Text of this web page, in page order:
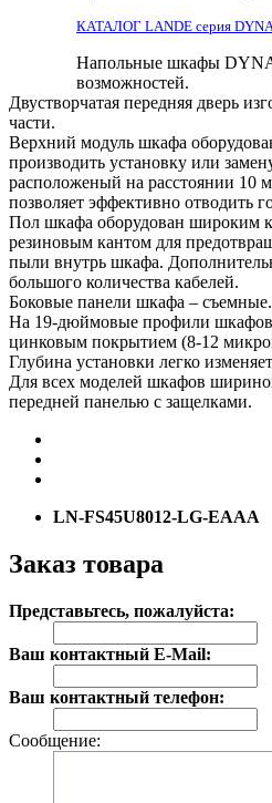
КАТАЛОГ LANDE серия
Напольные шкафы
возможностей.
Двустворчатая передняя дверь
части.
Верхний модуль шкафа
производить установку или
расположеный на расстоянии 10
позволяет эффективно отводить
Пол шкафа оборудован широким
резиновым кантом для
пыли внутрь шкафа.
большого количества кабелей.
Боковые панели шкафа –
На 19-дюймовые профили шкафов
цинковым покрытием (8-12
Глубина установки легко
Для всех моделей шкафов
передней панелью с защелками.
LN-FS45U8012-LG-EAAA
Заказ товара
Представьтесь, пожалуйста:
Ваш контактный E-Mail:
Ваш контактный телефон:
Сообщение: